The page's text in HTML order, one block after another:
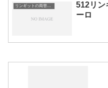
リンギットの両替目安
512リン
ーロ